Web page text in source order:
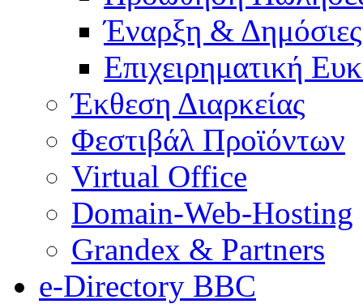
Έναρξη & Δημόσιες
Επιχειρηματική
Έκθεση Διαρκείας
Φεστιβάλ Προϊόντων
Virtual Office
Domain-Web-Hosting
Grandex & Partners
e-Directory BBC